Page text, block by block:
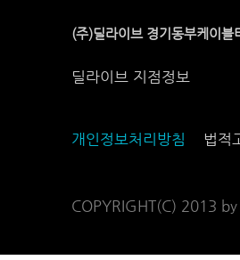
(주)딜라이브 경기동부케이블
딜라이브 지점정보
개인정보처리방침 법적
COPYRIGHT(C) 2013 by